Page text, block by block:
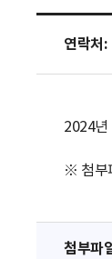
연락처:
2024년
※ 첨부
첨부파